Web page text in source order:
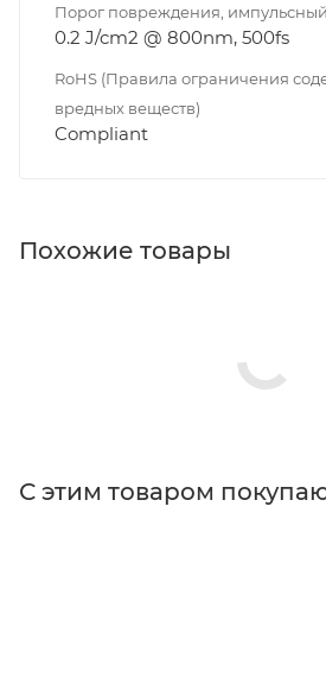
Порог повреждения, импульсный
0.2 J/cm2 @ 800nm, 500fs
RoHS (Правила ограничения
вредных веществ)
Compliant
Похожие товары
С этим товаром